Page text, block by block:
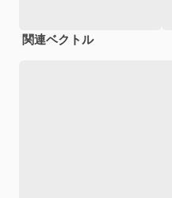
関連ベクトル